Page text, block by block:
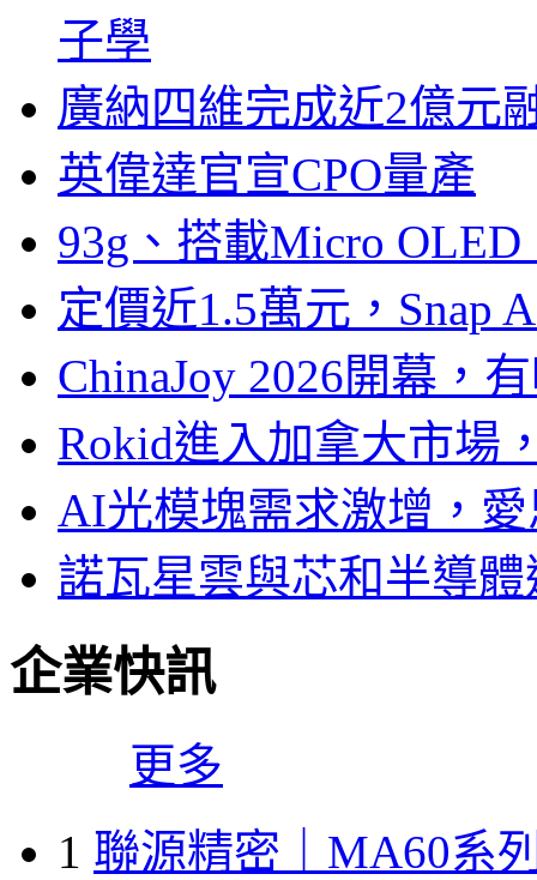
子學
廣納四維完成近2億元
英偉達官宣CPO量產
93g、搭載Micro
定價近1.5萬元，Snap
ChinaJoy 2026開幕，
Rokid進入加拿大市場
AI光模塊需求激增，
諾瓦星雲與芯和半導
企業快訊
更多
1 聯源精密｜MA60系